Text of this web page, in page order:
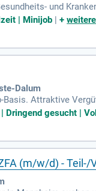
und
5-Tage-
Kolleg:innen
zu
| Minijob |+
Dalum
Attraktive
Luft. Kollegiales
Dringend gesucht |
(m/w/d) - Teil-/